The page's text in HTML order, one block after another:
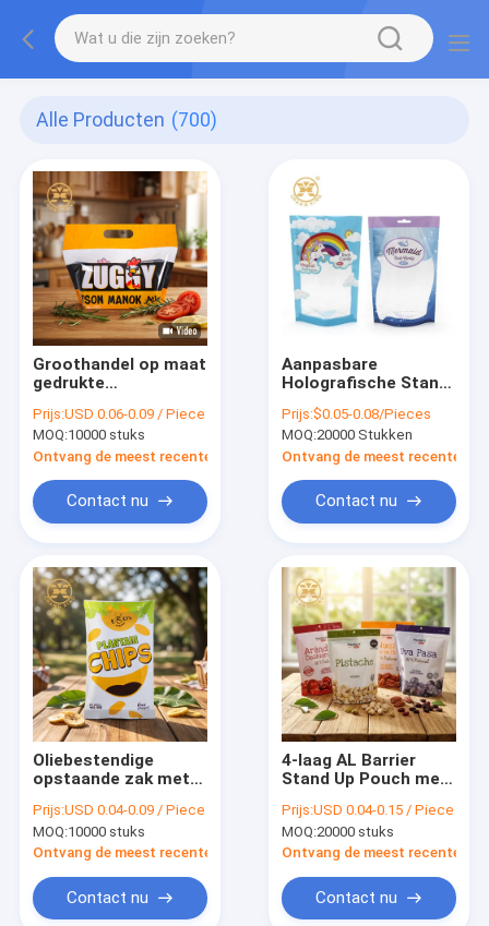
Alle Producten (700)
Groothandel op maat
gedrukte
manok verpakking
leveranciers OEM
plastic zakken voor
gebraden kippen
verpakking
Prijs:USD 0.06-0.09 / Piece
MOQ:10000 stuks
Ontvang de meest recente Prijs
Contact nu
Aanpasbare
Holografische Stand-
Voedselveilige
Snackverpakking
Prijs:$0.05-0.08/Pieces
MOQ:20000 Stukken
Ontvang de meest recente
Contact nu
Oliebestendige
opstaande zak met
hervergrendelbare
rits voor
verpakkingszak voor
Prijs:USD 0.04-0.09 / Piece
MOQ:10000 stuks
Ontvang de meest recente Prijs
Contact nu
4-laag AL Barrier
Stand Up Pouch met
zuurstofbestendige
verpakking voor
gedroogd fruit
Prijs:USD 0.04-0.15 / Piece
MOQ:20000 stuks
Ontvang de meest recente
Contact nu